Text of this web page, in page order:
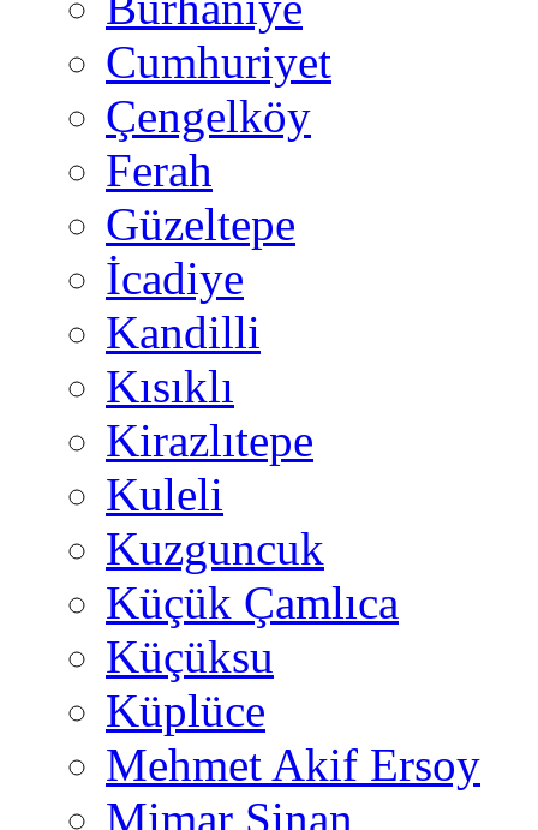
Cumhuriyet
Çengelköy
Ferah
Güzeltepe
İcadiye
Kandilli
Kısıklı
Kirazlıtepe
Kuleli
Kuzguncuk
Küçük Çamlıca
Küçüksu
Küplüce
Mehmet Akif Ersoy
Mimar Sinan